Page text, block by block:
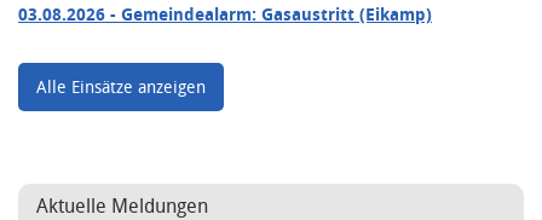
03.08.2026 - Gemeindealarm: Gasaustritt (Eikamp)
Alle Einsätze anzeigen
Aktuelle Meldungen